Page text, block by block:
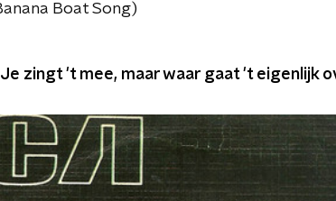
Boat Song)
Je zingt 't mee, maar waar gaat 't eigenlijk